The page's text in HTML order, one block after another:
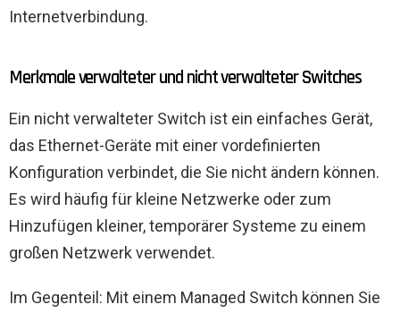
Internetverbindung.
Merkmale verwalteter und nicht verwalteter Switches
Ein nicht verwalteter Switch ist ein einfaches Gerät,
das Ethernet-Geräte mit einer vordefinierten
Konfiguration verbindet, die Sie nicht ändern können.
Es wird häufig für kleine Netzwerke oder zum
Hinzufügen kleiner, temporärer Systeme zu einem
großen Netzwerk verwendet.
Im Gegenteil: Mit einem Managed Switch können Sie